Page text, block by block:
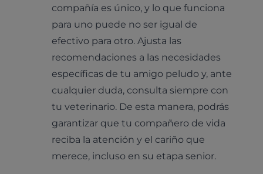
compañía es único, y lo que funciona
para uno puede no ser igual de
efectivo para otro. Ajusta las
recomendaciones a las necesidades
específicas de tu amigo peludo y, ante
cualquier duda, consulta siempre con
tu veterinario. De esta manera, podrás
garantizar que tu compañero de vida
reciba la atención y el cariño que
merece, incluso en su etapa senior.